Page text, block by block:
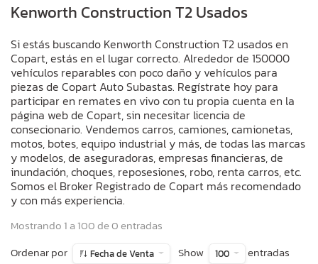
Kenworth Construction T2 Usados
Si estás buscando Kenworth Construction T2 usados en
Copart, estás en el lugar correcto. Alrededor de 150000
vehículos reparables con poco daño y vehículos para
piezas de Copart Auto Subastas. Regístrate hoy para
participar en remates en vivo con tu propia cuenta en la
página web de Copart, sin necesitar licencia de
consecionario. Vendemos carros, camiones, camionetas,
motos, botes, equipo industrial y más, de todas las marcas
y modelos, de aseguradoras, empresas financieras, de
inundación, choques, reposesiones, robo, renta carros, etc.
Somos el Broker Registrado de Copart más recomendado
y con más experiencia.
Mostrando 1 a 100 de 0 entradas
Ordenar por
Fecha de Venta Show 100 entradas